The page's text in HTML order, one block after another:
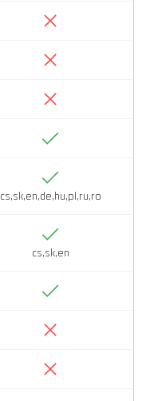
Ne
Ne
Ne
Ano
Ano
cs,sk,en,de,hu,pl,ru,ro
Ano
cs,sk,en
Ano
Ne
Ne